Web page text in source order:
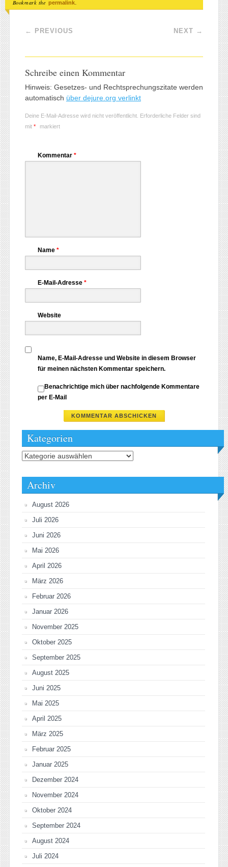
Bookmark the permalink.
Post navigation
← PREVIOUS NEXT →
Schreibe einen Kommentar
Hinweis: Gesetzes- und Rechtsprechungszitate werden
automatisch über dejure.org verlinkt
Deine E-Mail-Adresse wird nicht veröffentlicht. Erforderliche Felder sind
mit * markiert
Kommentar *
Name *
E-Mail-Adresse *
Website
Name, E-Mail-Adresse und Website in diesem Browser
für meinen nächsten Kommentar speichern.
Benachrichtige mich über nachfolgende Kommentare
per E-Mail
Kategorien
Kategorien
Archiv
August 2026
Juli 2026
Juni 2026
Mai 2026
April 2026
März 2026
Februar 2026
Januar 2026
November 2025
Oktober 2025
September 2025
August 2025
Juni 2025
Mai 2025
April 2025
März 2025
Februar 2025
Januar 2025
Dezember 2024
November 2024
Oktober 2024
September 2024
August 2024
Juli 2024